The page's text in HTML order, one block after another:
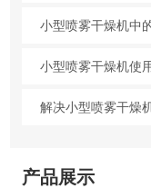
小型喷雾干燥机中
小型喷雾干燥机使
解决小型喷雾干燥
产品展示